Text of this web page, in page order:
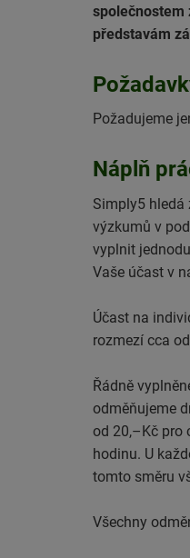
společnostem
představám
Požadujeme
Náplň
Simply5 hledá
výzkumů v
vyplnit
Vaše účast v
Účast na
rozmezí cca
Řádně
odměňujeme
od 20,–Kč pro
hodinu. U
tomto směru
Všechny